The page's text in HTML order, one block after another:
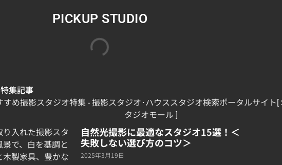
PICKUP STUDIO
特集記事
自然光撮影に最適なスタジオ15選！＜
失敗しない選び方のコツ＞
2025年3月19日